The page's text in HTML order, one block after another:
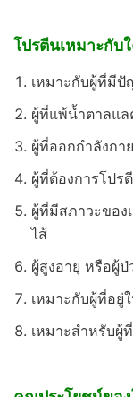
โปรตีนเหมาะกับ
เหมาะกับผู้ที่มีปั
ผู้ที่แพ้น้ำตาลแ
ผู้ที่ออกกำลังกา
ผู้ที่ต้องการโปร
ผู้ที่มีสภาวะของ
ไส้
ผู้สูงอายุ หรือผู้
เหมาะกับผู้ที่อยู่
เหมาะสำหรับผู้